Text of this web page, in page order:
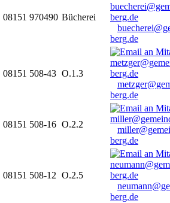
08151 970490 Bücherei
berg.de
08151 508-43 O.1.3
berg.de
08151 508-16 O.2.2
berg.de
08151 508-12 O.2.5
berg.de